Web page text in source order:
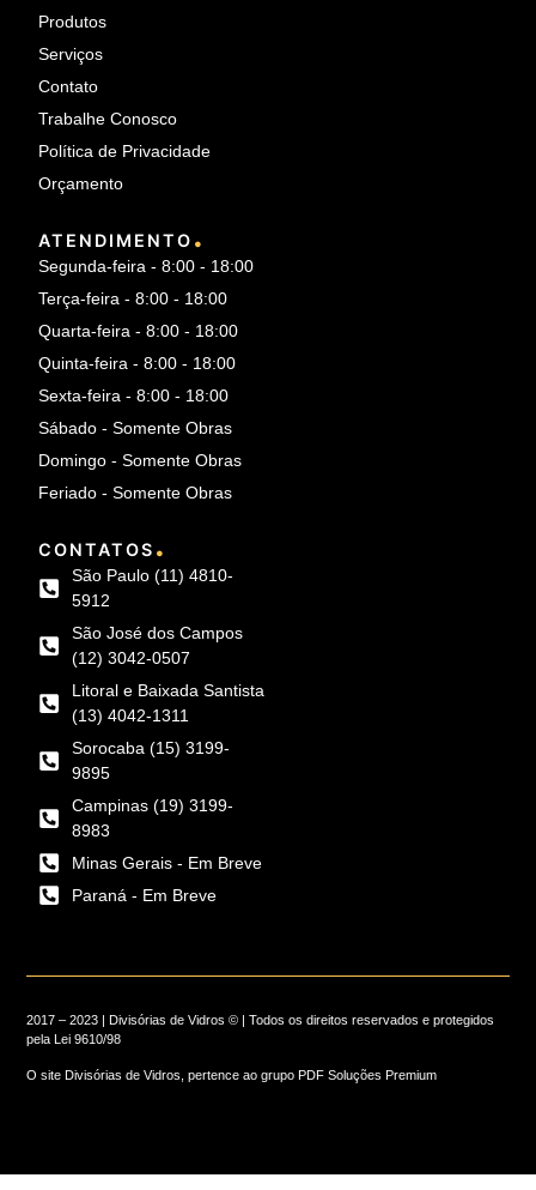
Produtos
Serviços
Contato
Trabalhe Conosco
Política de Privacidade
Orçamento
ATENDIMENTO .
Segunda-feira - 8:00 - 18:00
Terça-feira - 8:00 - 18:00
Quarta-feira - 8:00 - 18:00
Quinta-feira - 8:00 - 18:00
Sexta-feira - 8:00 - 18:00
Sábado - Somente Obras
Domingo - Somente Obras
Feriado - Somente Obras
CONTATOS .
São Paulo (11) 4810-
5912
São José dos Campos
(12) 3042-0507
Litoral e Baixada Santista
(13) 4042-1311
Sorocaba (15) 3199-
9895
Campinas (19) 3199-
8983
Minas Gerais - Em Breve
Paraná - Em Breve
2017 – 2023 | Divisórias de Vidros © | Todos os direitos reservados e protegidos
pelaLei 9610/98
O site Divisórias de Vidros, pertence ao grupo PDF Soluções Premium